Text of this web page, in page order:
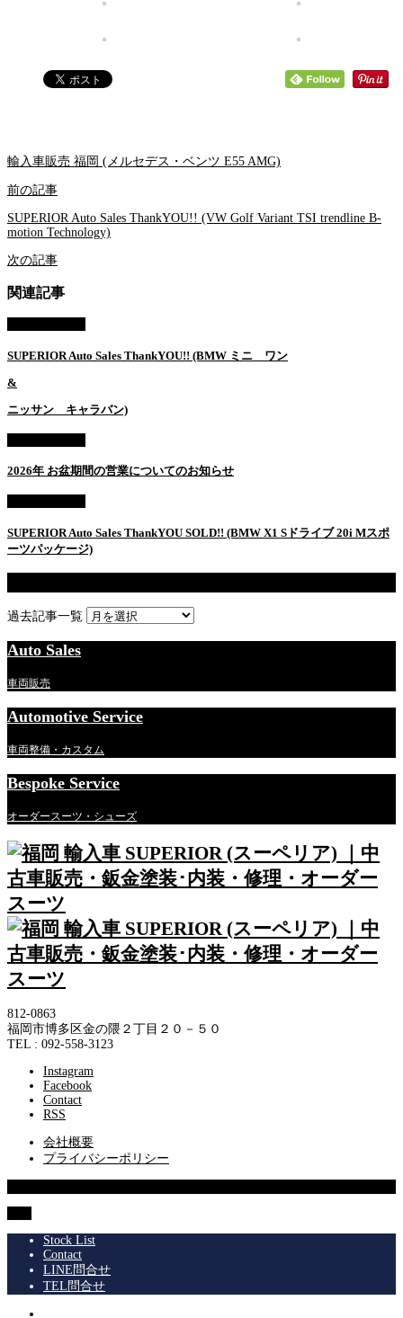
輸入車販売 福岡 (メルセデス・ベンツ E55 AMG)
前の記事
SUPERIOR Auto Sales ThankYOU!! (VW Golf Variant TSI trendline B-
motion Technology)
次の記事
関連記事
SUPERIOR Auto Sales ThankYOU!! (BMW ミニ ワン
&
ニッサン キャラバン)
2026年 お盆期間の営業についてのお知らせ
SUPERIOR Auto Sales ThankYOU SOLD!! (BMW X1 Sドライブ 20i Mスポ
ーツパッケージ)
過去記事一覧
Auto Sales
車両販売
Automotive Service
車両整備・カスタム
Bespoke Service
オーダースーツ・シューズ
812-0863
福岡市博多区金の隈２丁目２０－５０
TEL : 092-558-3123
Instagram
Facebook
Contact
RSS
会社概要
プライバシーポリシー
Stock List
Contact
LINE問合せ
TEL問合せ